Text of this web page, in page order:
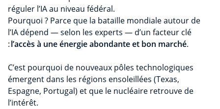
réguler l’IA au niveau fédéral.
Pourquoi ? Parce que la bataille mondiale autour de
l’IA dépend — selon les experts — d’un facteur clé
:l’accès à une énergie abondante et bon marché.
C’est pourquoi de nouveaux pôles technologiques
émergent dans les régions ensoleillées (Texas,
Espagne, Portugal) et que le nucléaire retrouve de
l’intérêt.